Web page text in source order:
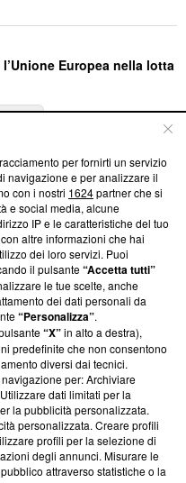
Europea nella lotta
su Blasting
su come ci impegniamo a
la nostra aderenza a
Blasting News non è
ha richiesto di farne
una verifica di
per fornirti un servizio
navigazione e per analizzare il
con i nostri 1624partner che si
e social media, alcune
IP e le caratteristiche del tuo
altre informazioni che hai
dei loro servizi. Puoi
il pulsante“Accetta tutti”
le tue scelte, anche
dei dati personali da
“Personalizza”.
“X”in alto a destra),
predefinite che non consentono
diversi dai tecnici.
per: Archiviare
dati limitati per la
la pubblicità personalizzata.
personalizzata. Creare profili
profili per la selezione di
degli annunci. Misurare le
attraverso statistiche o la